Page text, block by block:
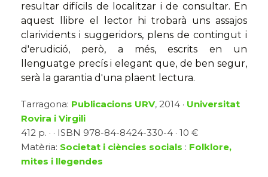
resultar difícils de localitzar i de consultar. En
aquest llibre el lector hi trobarà uns assajos
clarividents i suggeridors, plens de contingut i
d'erudició, però, a més, escrits en un
llenguatge precís i elegant que, de ben segur,
serà la garantia d'una plaent lectura.
Tarragona: Publicacions URV, 2014 · Universitat
Rovira i Virgili
412 p. · · ISBN 978-84-8424-330-4 · 10 €
Matèria: Societat i ciències socials : Folklore,
mites i llegendes